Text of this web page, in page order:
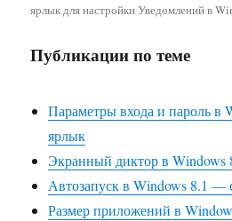
ярлык для настройки Уведомлений в
Публикации по теме
Параметры входа и пароль в
ярлык
Экранный диктор в Windows
Автозапуск в Windows 8.1 —
Размер приложений в